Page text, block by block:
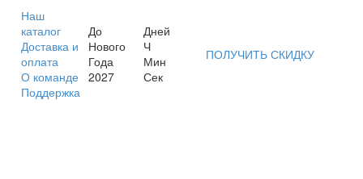
Наш
каталог
Доставка и
оплата
О команде
Поддержка
До
Нового
Года
2027
Дней
Ч
Мин
Сек
ПОЛУЧИТЬ СКИДКУ